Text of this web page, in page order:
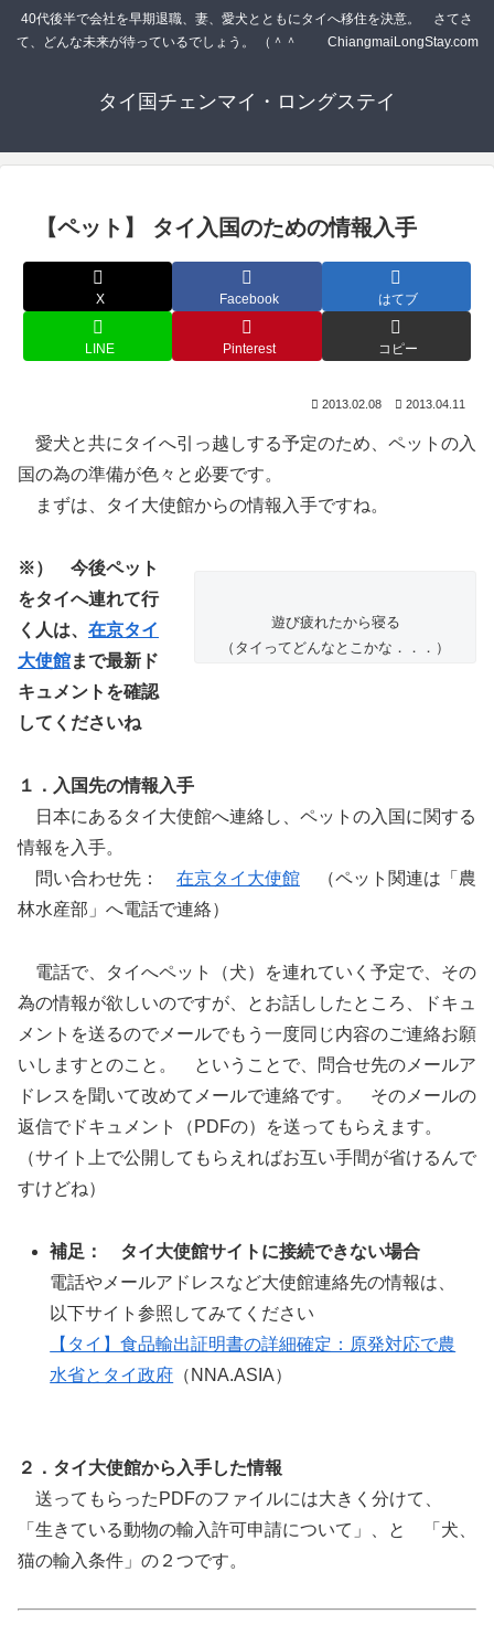
40代後半で会社を早期退職、妻、愛犬とともにタイへ移住を決意。 さてさ
て、どんな未来が待っているでしょう。 （＾＾ゞ ChiangmaiLongStay.com
タイ国チェンマイ・ロングステイ
【ペット】 タイ入国のための情報入手
X Facebook はてブ
LINE Pinterest コピー
2013.02.08 2013.04.11
愛犬と共にタイへ引っ越しする予定のため、ペットの入
国の為の準備が色々と必要です。
まずは、タイ大使館からの情報入手ですね。
遊び疲れたから寝る
（タイってどんなとこかな．．．）
※） 今後ペット
をタイへ連れて行
く人は、 在京タイ
大使館まで最新ド
キュメントを確認
してくださいね
１．入国先の情報入手
日本にあるタイ大使館へ連絡し、ペットの入国に関する
情報を入手。
問い合わせ先： 在京タイ大使館 （ペット関連は「農
林水産部」へ電話で連絡）
電話で、タイへペット（犬）を連れていく予定で、その
為の情報が欲しいのですが、とお話ししたところ、ドキュ
メントを送るのでメールでもう一度同じ内容のご連絡お願
いしますとのこと。 ということで、問合せ先のメールア
ドレスを聞いて改めてメールで連絡です。 そのメールの
返信でドキュメント（PDFの）を送ってもらえます。
（サイト上で公開してもらえればお互い手間が省けるんで
すけどね）
補足： タイ大使館サイトに接続できない場合
電話やメールアドレスなど大使館連絡先の情報は、
以下サイト参照してみてください
【タイ】食品輸出証明書の詳細確定：原発対応で農
水省とタイ政府 （NNA.ASIA）
２．タイ大使館から入手した情報
送ってもらったPDFのファイルには大きく分けて、
「生きている動物の輸入許可申請について」、と 「犬、
猫の輸入条件」の２つです。